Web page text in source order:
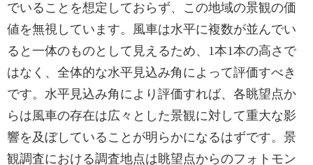
でいることを想定しておらず、この地域の景観の価
値を無視しています。風車は水平に複数が並んでい
ると一体のものとして見えるため、1本1本の高さで
はなく、全体的な水平見込み角によって評価すべき
です。水平見込み角により評価すれば、各眺望点か
らは風車の存在は広々とした景観に対して重大な影
響を及ぼしていることが明らかになるはずです。景
観調査における調査地点は眺望点からのフォトモン